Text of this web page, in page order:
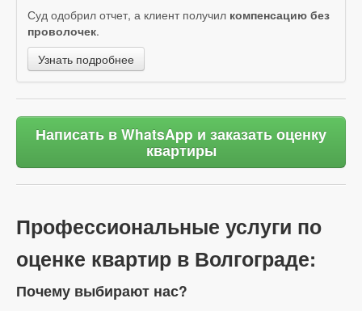
Суд одобрил отчет, а клиент получил компенсацию без
проволочек.
Узнать подробнее
Написать в WhatsApp и заказать оценку
квартиры
Профессиональные услуги по
оценке квартир в Волгограде:
Почему выбирают нас?